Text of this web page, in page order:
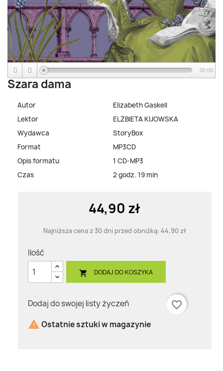
00:00
Szara dama
Autor
Elizabeth Gaskell
Lektor
ELŻBIETA KIJOWSKA
Wydawca
StoryBox
Format
MP3CD
Opis formatu
1 CD-MP3
Czas
2 godz. 19 min
44,90 zł
Najniższa cena z 30 dni przed obniżką: 44,90 zł
Ilość
 DODAJ DO KOSZYKA
Dodaj do swojej listy życzeń
favorite_border
 Ostatnie sztuki w magazynie